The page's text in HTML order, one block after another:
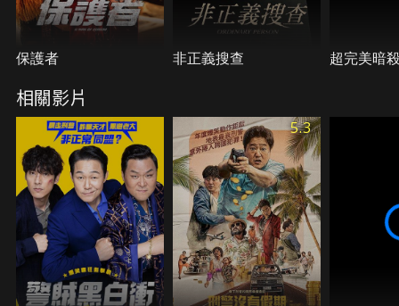
保護者 非正義搜查 超完美暗
相關影片
5.3